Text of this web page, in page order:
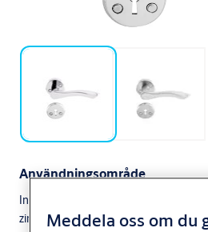
Användningsområde
Innerdörrshandtag för villa, radhus,
zinktrycken rekommenderas i
Meddela oss om du